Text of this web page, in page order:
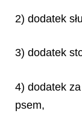
2) dodatek
3) dodatek
4) dodatek
psem,